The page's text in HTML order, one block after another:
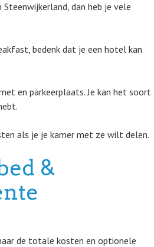
dan heb je vele
bedenk dat je een hotel kan
en parkeerplaats. Je kan het soort
als je je kamer met ze wilt delen.
&
de totale kosten en optionele